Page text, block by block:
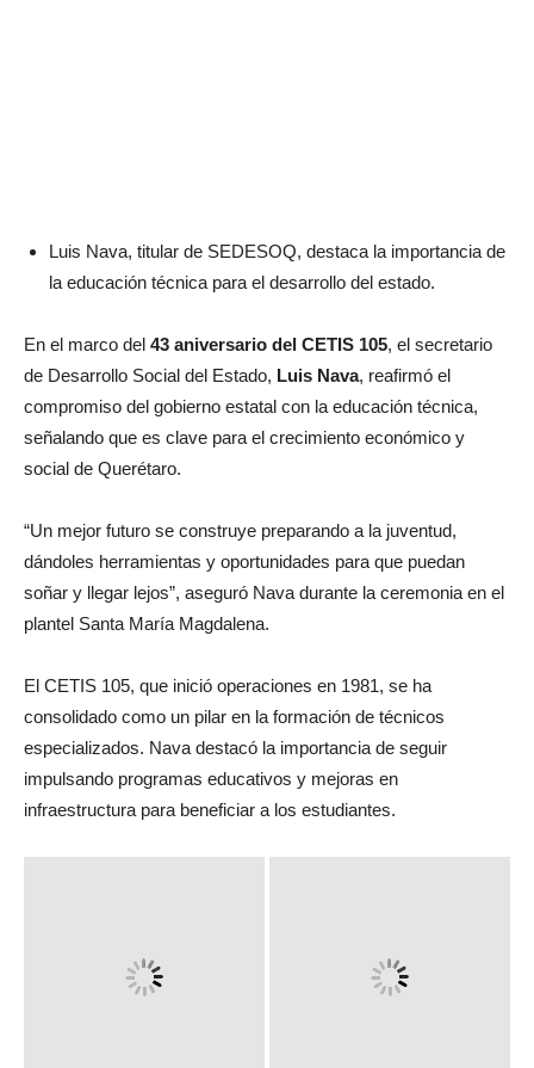
Luis Nava, titular de SEDESOQ, destaca la importancia de
la educación técnica para el desarrollo del estado.
En el marco del 43 aniversario del CETIS 105, el secretario
de Desarrollo Social del Estado, Luis Nava, reafirmó el
compromiso del gobierno estatal con la educación técnica,
señalando que es clave para el crecimiento económico y
social de Querétaro.
“Un mejor futuro se construye preparando a la juventud,
dándoles herramientas y oportunidades para que puedan
soñar y llegar lejos”, aseguró Nava durante la ceremonia en el
plantel Santa María Magdalena.
El CETIS 105, que inició operaciones en 1981, se ha
consolidado como un pilar en la formación de técnicos
especializados. Nava destacó la importancia de seguir
impulsando programas educativos y mejoras en
infraestructura para beneficiar a los estudiantes.